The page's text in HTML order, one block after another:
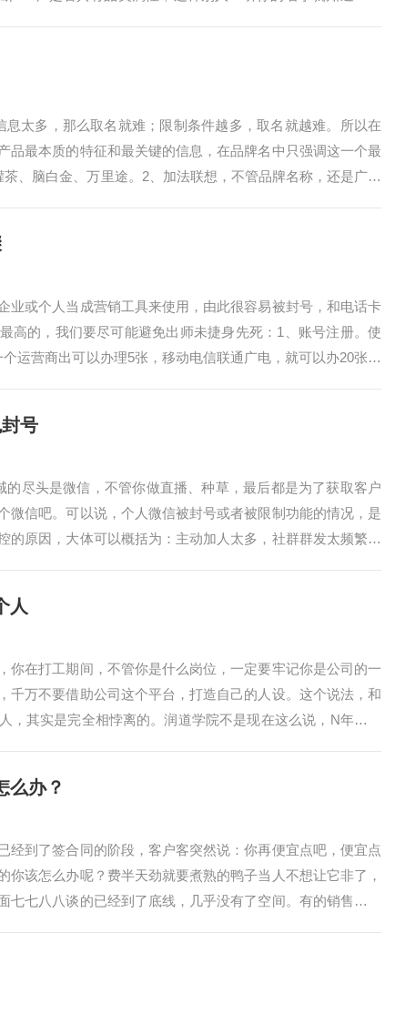
太多，那么取名就难；限制条件越多，取名就越难。所以在
品最本质的特征和最关键的信息，在品牌名中只强调这一个最
、脑白金、万里途。2、加法联想，不管品牌名称，还是广告
业或个人当成营销工具来使用，由此很容易被封号，和电话卡
高的，我们要尽可能避免出师未捷身先死：1、账号注册。使
运营商出可以办理5张，移动电信联通广电，就可以办20张，
号
的尽头是微信，不管你做直播、种草，最后都是为了获取客户
微信吧。可以说，个人微信被封号或者被限制功能的情况，是
的原因，大体可以概括为：主动加人太多，社群群发太频繁，
人
你在打工期间，不管你是什么岗位，一定要牢记你是公司的一
千万不要借助公司这个平台，打造自己的人设。这个说法，和
，其实是完全相悖离的。润道学院不是现在这么说，N年前也
么办？
经到了签合同的阶段，客户客突然说：你再便宜点吧，便宜点
你该怎么办呢？费半天劲就要煮熟的鸭子当人不想让它非了，
七七八八谈的已经到了底线，几乎没有了空间。有的销售说：